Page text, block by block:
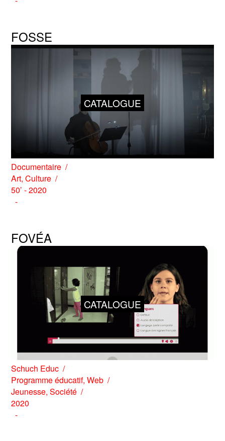
FOSSE
CATALOGUE
Documentaire
Art,Culture
50’ - 2020
FOVÉA
CATALOGUE
Schuch Educ
Programme éducatif,Web
Jeunesse,Société
2020